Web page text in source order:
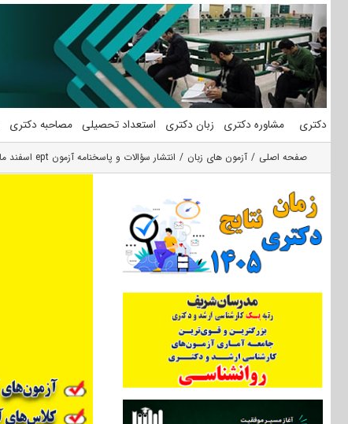
محتوا
دکتری مشاوره دکتری زبان دکتری استعداد تحصیلی مصاحبه دکتری
صفحه اصلی آزمون های زبان انتشار سؤالات و پاسخنامه آزمون ept اسفند ماه 96